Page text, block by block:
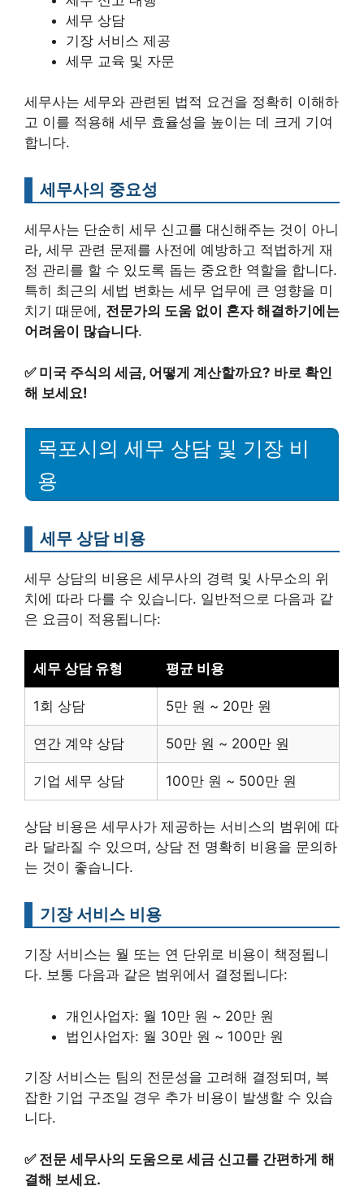
세무 상담
기장 서비스 제공
세무 교육 및 자문
세무사는 세무와 관련된 법적 요건을 정확히 이해하
고 이를 적용해 세무 효율성을 높이는 데 크게 기여
합니다.
세무사의 중요성
세무사는 단순히 세무 신고를 대신해주는 것이 아니
라, 세무 관련 문제를 사전에 예방하고 적법하게 재
정 관리를 할 수 있도록 돕는 중요한 역할을 합니다.
특히 최근의 세법 변화는 세무 업무에 큰 영향을 미
치기 때문에, 전문가의 도움 없이 혼자 해결하기에는
어려움이 많습니다.
✅ 미국 주식의 세금, 어떻게 계산할까요? 바로 확인
해 보세요!
목포시의 세무 상담 및 기장 비
용
세무 상담 비용
세무 상담의 비용은 세무사의 경력 및 사무소의 위
치에 따라 다를 수 있습니다. 일반적으로 다음과 같
은 요금이 적용됩니다:
세무 상담 유형 평균 비용
1회 상담 5만 원 ~ 20만 원
연간 계약 상담 50만 원 ~ 200만 원
기업 세무 상담 100만 원 ~ 500만 원
상담 비용은 세무사가 제공하는 서비스의 범위에 따
라 달라질 수 있으며, 상담 전 명확히 비용을 문의하
는 것이 좋습니다.
기장 서비스 비용
기장 서비스는 월 또는 연 단위로 비용이 책정됩니
다. 보통 다음과 같은 범위에서 결정됩니다:
개인사업자: 월 10만 원 ~ 20만 원
법인사업자: 월 30만 원 ~ 100만 원
기장 서비스는 팀의 전문성을 고려해 결정되며, 복
잡한 기업 구조일 경우 추가 비용이 발생할 수 있습
니다.
✅ 전문 세무사의 도움으로 세금 신고를 간편하게 해
결해 보세요.